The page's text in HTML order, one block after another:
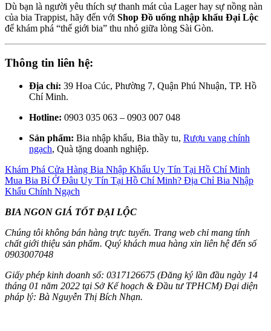
Dù bạn là người yêu thích sự thanh mát của Lager hay sự nồng nàn
của bia Trappist, hãy đến với Shop Đồ uống nhập khẩu Đại Lộc
để khám phá “thế giới bia” thu nhỏ giữa lòng Sài Gòn.
Thông tin liên hệ:
Địa chỉ: 39 Hoa Cúc, Phường 7, Quận Phú Nhuận, TP. Hồ
Chí Minh.
Hotline: 0903 035 063 – 0903 007 048
Sản phẩm: Bia nhập khẩu, Bia thầy tu, Rượu vang chính
ngạch, Quà tặng doanh nghiệp.
Khám Phá Cửa Hàng Bia Nhập Khẩu Uy Tín Tại Hồ Chí Minh
Mua Bia Bỉ Ở Đâu Uy Tín Tại Hồ Chí Minh? Địa Chỉ Bia Nhập
Khẩu Chính Ngạch
BIA NGON GIÁ TỐT ĐẠI LỘC
Chúng tôi không bán hàng trực tuyến. Trang web chỉ mang tính
chất giới thiệu sản phẩm. Quý khách mua hàng xin liên hệ đến số
0903007048
Giấy phép kinh doanh số: 0317126675 (Đăng ký lần đầu ngày 14
tháng 01 năm 2022 tại Sở Kế hoạch & Đầu tư TPHCM) Đại diện
pháp lý: Bà Nguyễn Thị Bích Nhạn.